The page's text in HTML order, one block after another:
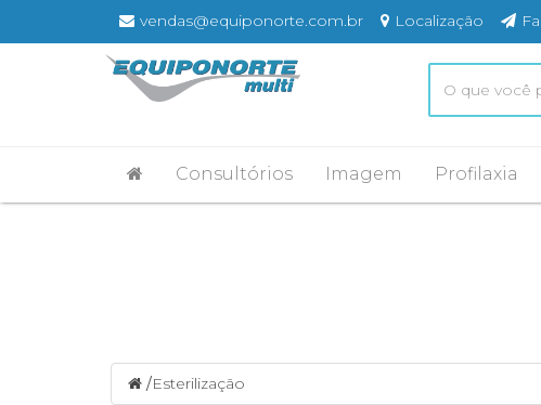
vendas@equiponorte.com.br Localização
Consultórios Imagem Profilaxia
/Esterilização